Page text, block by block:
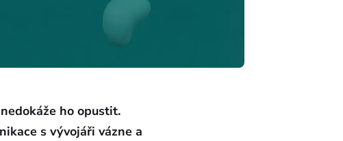
ho opustit.
s vývojáři vázne a